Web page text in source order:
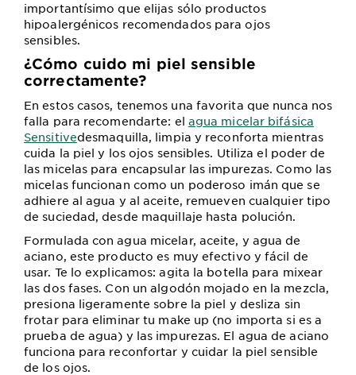
importantísimo que elijas sólo productos
hipoalergénicos recomendados para ojos
sensibles.
¿Cómo cuido mi piel sensible
correctamente?
En estos casos, tenemos una favorita que nunca nos
falla para recomendarte: el agua micelar bifásica
Sensitivedesmaquilla, limpia y reconforta mientras
cuida la piel y los ojos sensibles. Utiliza el poder de
las micelas para encapsular las impurezas. Como las
micelas funcionan como un poderoso imán que se
adhiere al agua y al aceite, remueven cualquier tipo
de suciedad, desde maquillaje hasta polución.
Formulada con agua micelar, aceite, y agua de
aciano, este producto es muy efectivo y fácil de
usar. Te lo explicamos: agita la botella para mixear
las dos fases. Con un algodón mojado en la mezcla,
presiona ligeramente sobre la piel y desliza sin
frotar para eliminar tu make up (no importa si es a
prueba de agua) y las impurezas. El agua de aciano
funciona para reconfortar y cuidar la piel sensible
de los ojos.